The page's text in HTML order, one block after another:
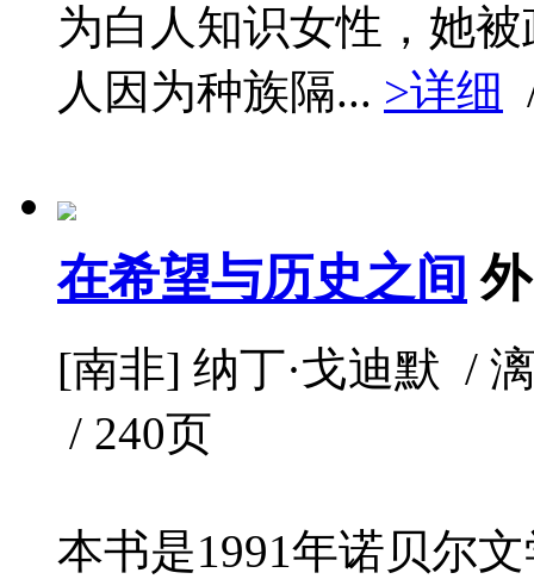
为白人知识女性，她
人因为种族隔... >详细
在希望与历史之间
[南非] 纳丁·戈迪默 /
/ 240页
本书是1991年诺贝尔